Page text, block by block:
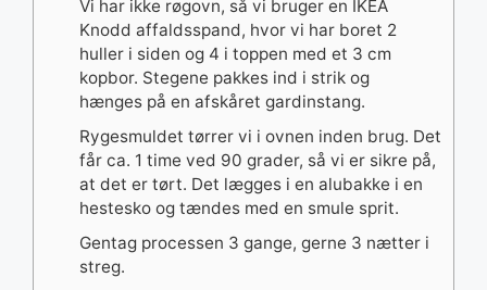
Vi har ikke røgovn, så vi bruger en IKEA
Knodd affaldsspand, hvor vi har boret 2
huller i siden og 4 i toppen med et 3 cm
kopbor. Stegene pakkes ind i strik og
hænges på en afskåret gardinstang.
Rygesmuldet tørrer vi i ovnen inden brug. Det
får ca. 1 time ved 90 grader, så vi er sikre på,
at det er tørt. Det lægges i en alubakke i en
hestesko og tændes med en smule sprit.
Gentag processen 3 gange, gerne 3 nætter i
streg.